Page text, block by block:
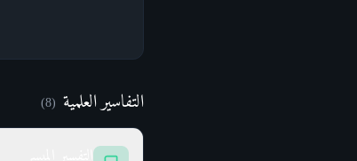
التفاسير العلمية (
8
)